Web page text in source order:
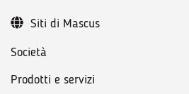
Società
Prodotti e servizi
Siti di Mascus